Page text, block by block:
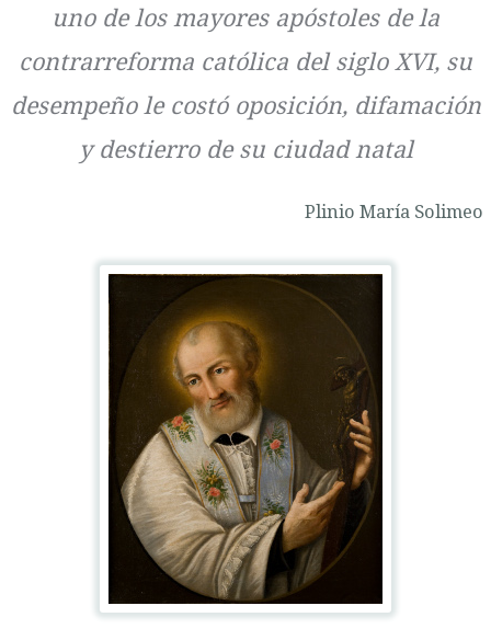
uno de los mayores apóstoles de la
contrarreforma católica del siglo XVI, su
desempeño le costó oposición, difamación
y destierro de su ciudad natal
Plinio María Solimeo